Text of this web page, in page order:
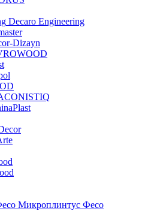
Decaro Engineering
Dizayn
Микроплинтус Фесо